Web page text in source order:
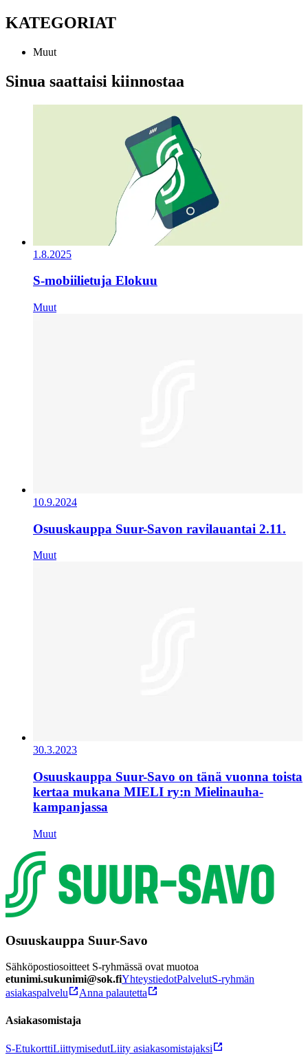
KATEGORIAT
Muut
Sinua saattaisi kiinnostaa
1.8.2025
S-mobiilietuja Elokuu
Muut
10.9.2024
Osuuskauppa Suur-Savon ravilauantai 2.11.
Muut
30.3.2023
Osuuskauppa Suur-Savo on tänä vuonna toista
kertaa mukana MIELI ry:n Mielinauha-
kampanjassa
Muut
Osuuskauppa Suur-Savo
Sähköpostiosoitteet S-ryhmässä ovat muotoa
etunimi.sukunimi@sok.fiYhteystiedotPalvelutS-ryhmän
asiakaspalvelu
Anna palautetta
Asiakasomistaja
S-EtukorttiLiittymisedutLiity asiakasomistajaksi